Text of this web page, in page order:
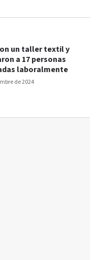
de 2024
un taller textil y
a 17 personas
laboralmente